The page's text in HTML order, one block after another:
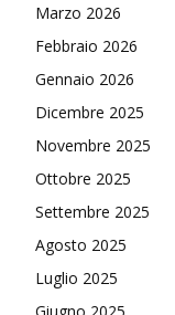
Marzo 2026
Febbraio 2026
Gennaio 2026
Dicembre 2025
Novembre 2025
Ottobre 2025
Settembre 2025
Agosto 2025
Luglio 2025
Giugno 2025